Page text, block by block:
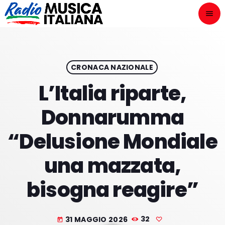
menu
NOVITÀ DISCOGRAFICHE
CRONACA NAZIONALE
L’Italia riparte,
Donnarumma
“Delusione Mondiale
una mazzata,
bisogna reagire”
today 31 MAGGIO 2026 32